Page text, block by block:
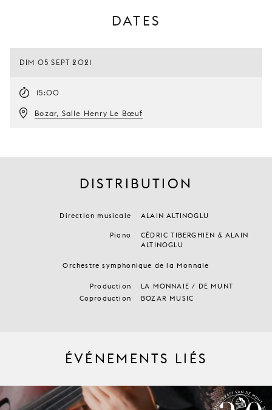
DATES
DIM 05 SEPT 2021
15:00
Bozar, Salle Henry Le Bœuf
DISTRIBUTION
Direction musicale ALAIN ALTINOGLU
Piano
CÉDRIC TIBERGHIEN & ALAIN
ALTINOGLU
Orchestre symphonique de la Monnaie
Production
LA MONNAIE / DE MUNT
Coproduction
BOZAR MUSIC
ÉVÉNEMENTS LIÉS